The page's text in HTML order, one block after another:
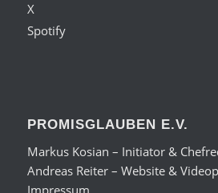
X
Spotify
PROMISGLAUBEN E.V.
Markus Kosian – Initiator &
Andreas Reiter – Website &